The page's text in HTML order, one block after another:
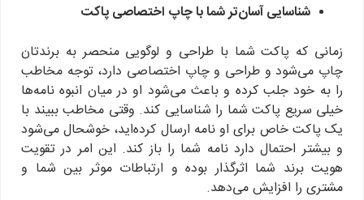
شناسایی آسان‌تر شما با چاپ اختصاصی پاکت
زمانی که پاکت شما با طراحی و لوگویی منحصر به برندتان
چاپ می‌شود و طراحی و چاپ اختصاصی دارد، توجه مخاطب
را به خود جلب کرده و باعث می‌شود او در میان انبوه نامه‌ها
خیلی سریع پاکت شما را شناسایی کند. وقتی مخاطب ببیند با
یک پاکت خاص برای او نامه ارسال کرده‌اید، خوشحال می‌شود
و بیشتر احتمال دارد نامه شما را باز کند. این امر در تقویت
هویت برند شما اثرگذار بوده و ارتباطات موثر بین شما و
مشتری را افزایش می‌دهد.